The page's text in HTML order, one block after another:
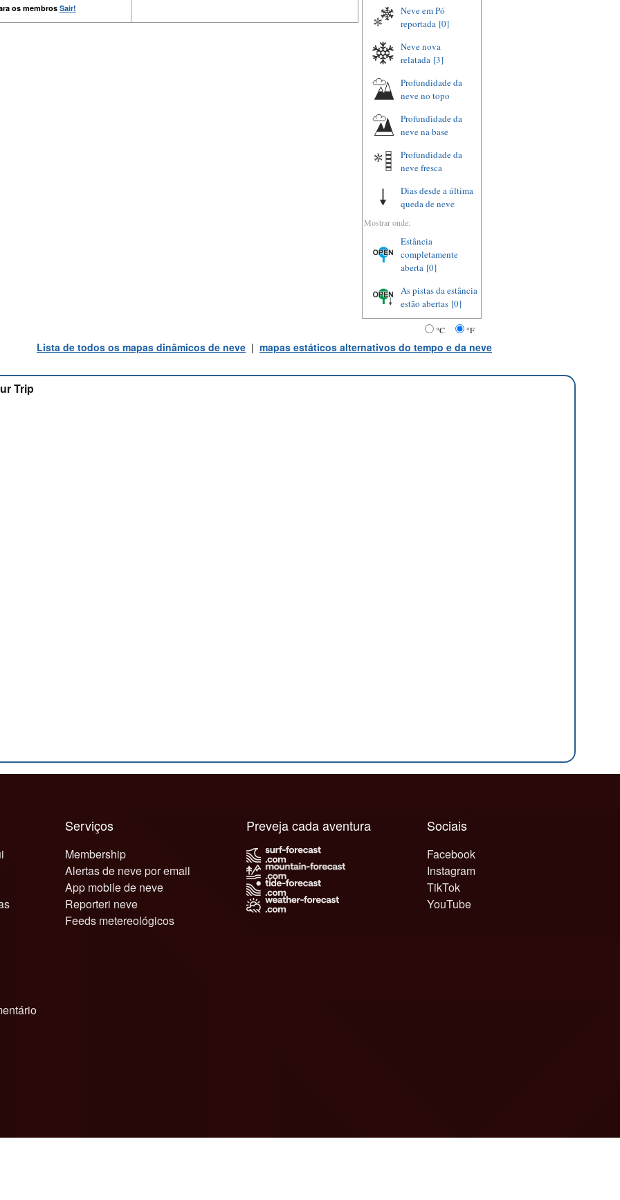
os membros Sair!
Neve em Pó
reportada [0]
Neve nova
relatada [3]
Profundidade da
neve no topo
Profundidade da
neve na base
Profundidade da
neve fresca
Dias desde a última
queda de neve
Mostrar onde:
Estância
completamente
aberta [0]
As pistas da estância
estão abertas [0]
°C °F
Lista de todos os mapas dinâmicos de neve | mapas estáticos alternativos do tempo e da neve
Trip
Serviços
Membership
Alertas de neve por email
App mobile de neve
Reporteri neve
Feeds metereológicos
Sociais
Facebook
Instagram
TikTok
YouTube
Preveja cada aventura